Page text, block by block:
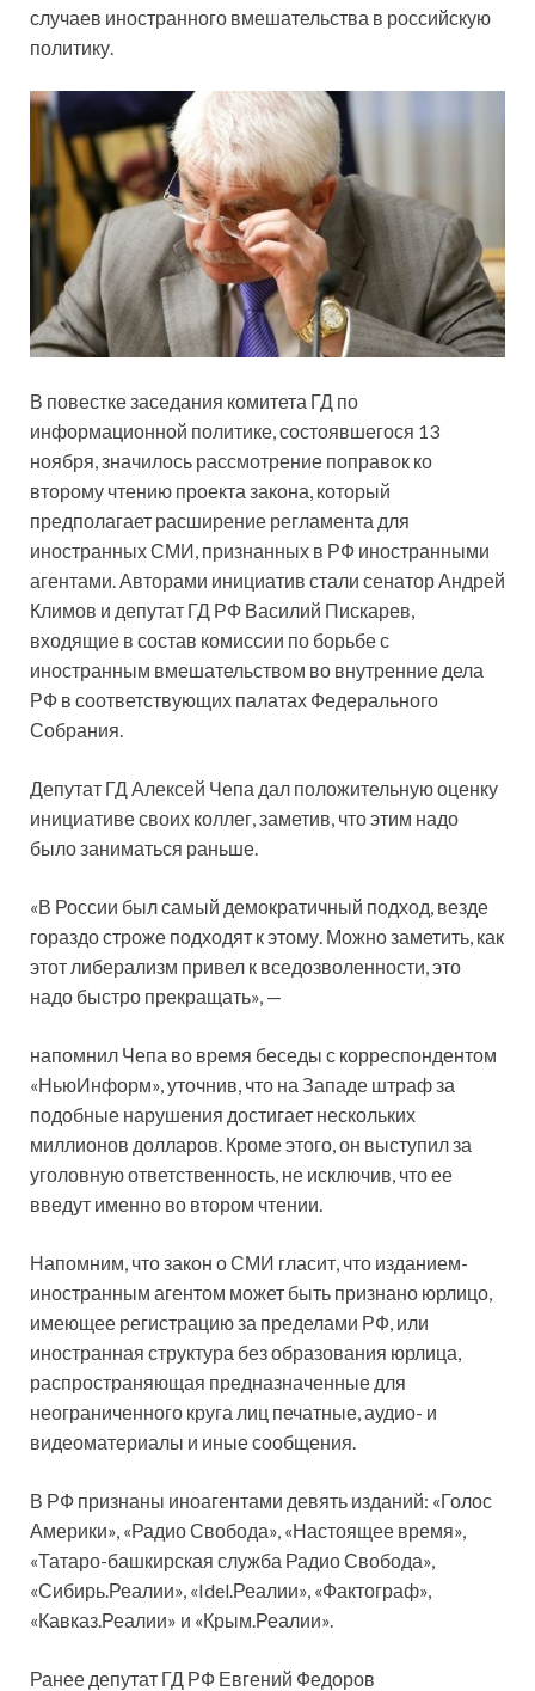
случаев иностранного вмешательства в российскую
политику.
В повестке заседания комитета ГД по
информационной политике, состоявшегося 13
ноября, значилось рассмотрение поправок ко
второму чтению проекта закона, который
предполагает расширение регламента для
иностранных СМИ, признанных в РФ иностранными
агентами. Авторами инициатив стали сенатор Андрей
Климов и депутат ГД РФ Василий Пискарев,
входящие в состав комиссии по борьбе с
иностранным вмешательством во внутренние дела
РФ в соответствующих палатах Федерального
Собрания.
Депутат ГД Алексей Чепа дал положительную оценку
инициативе своих коллег, заметив, что этим надо
было заниматься раньше.
«В России был самый демократичный подход, везде
гораздо строже подходят к этому. Можно заметить, как
этот либерализм привел к вседозволенности, это
надо быстро прекращать», —
напомнил Чепа во время беседы с корреспондентом
«НьюИнформ», уточнив, что на Западе штраф за
подобные нарушения достигает нескольких
миллионов долларов. Кроме этого, он выступил за
уголовную ответственность, не исключив, что ее
введут именно во втором чтении.
Напомним, что закон о СМИ гласит, что изданием-
иностранным агентом может быть признано юрлицо,
имеющее регистрацию за пределами РФ, или
иностранная структура без образования юрлица,
распространяющая предназначенные для
неограниченного круга лиц печатные, аудио- и
видеоматериалы и иные сообщения.
В РФ признаны иноагентами девять изданий: «Голос
Америки», «Радио Свобода», «Настоящее время»,
«Татаро-башкирская служба Радио Свобода»,
«Сибирь.Реалии», «Idel.Реалии», «Фактограф»,
«Кавказ.Реалии» и «Крым.Реалии».
Ранее депутат ГД РФ Евгений Федоров